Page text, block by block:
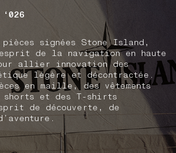
‘026
signées Stone Island,
de la navigation en haute
allier innovation des
légère et décontractée.
en maille, des vêtements
shorts et des T-shirts
de découverte, de